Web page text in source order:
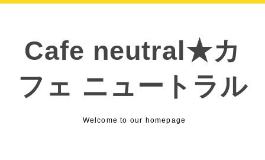
Cafe neutral★カ
フェ ニュートラル
Welcome to our homepage